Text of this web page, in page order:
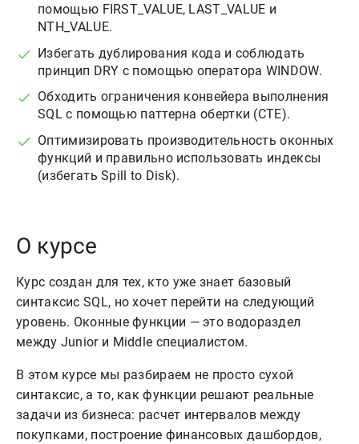
помощью FIRST_VALUE, LAST_VALUE и
NTH_VALUE.
Избегать дублирования кода и соблюдать
принцип DRY с помощью оператора WINDOW.
Обходить ограничения конвейера выполнения
SQL с помощью паттерна обертки (CTE).
Оптимизировать производительность оконных
функций и правильно использовать индексы
(избегать Spill to Disk).
О курсе
Курс создан для тех, кто уже знает базовый
синтаксис SQL, но хочет перейти на следующий
уровень. Оконные функции — это водораздел
между Junior и Middle специалистом.
В этом курсе мы разбираем не просто сухой
синтаксис, а то, как функции решают реальные
задачи из бизнеса: расчет интервалов между
покупками, построение финансовых дашбордов,